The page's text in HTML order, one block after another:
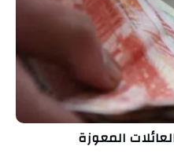
المعوزة